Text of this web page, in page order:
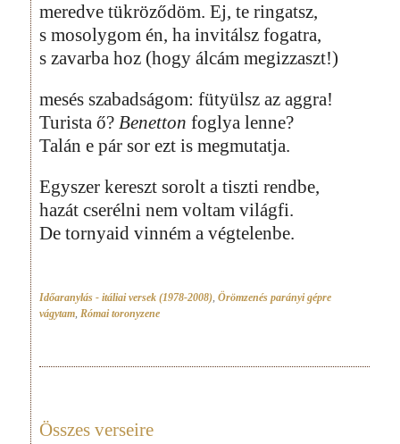
meredve tükröződöm. Ej, te ringatsz,
s mosolygom én, ha invitálsz fogatra,
s zavarba hoz (hogy álcám megizzaszt!)
mesés szabadságom: fütyülsz az aggra!
Turista ő? Benetton foglya lenne?
Talán e pár sor ezt is megmutatja.
Egyszer kereszt sorolt a tiszti rendbe,
hazát cserélni nem voltam világfi.
De tornyaid vinném a végtelenbe.
Időaranylás - itáliai versek (1978-2008), Örömzenés parányi gépre
vágytam, Római toronyzene
Összes verseire